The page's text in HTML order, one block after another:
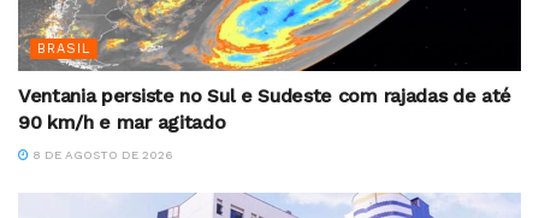
BRASIL
Ventania persiste no Sul e Sudeste com rajadas de até
90 km/h e mar agitado
8 DE AGOSTO DE 2026